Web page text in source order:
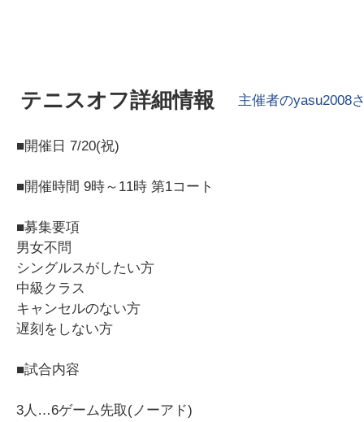
テニスオフ詳細情報 主催者のyasu2008
■開催日 7/20(祝)
■開催時間 9時～11時 第1コート
■募集要項
男女不問
シングルスがしたい方
中級クラス
キャンセルのない方
遅刻をしない方
■試合内容
3人…6ゲーム先取(ノーアド)